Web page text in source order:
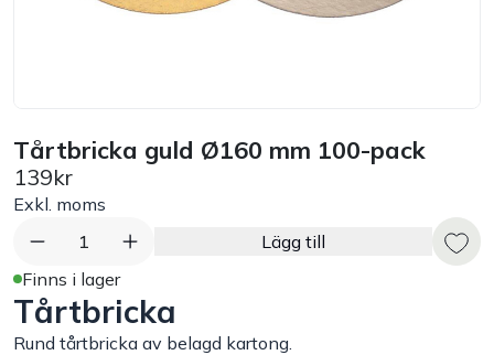
Exponering & servering
Städutrustning
Arbetskläder
Tårtbricka guld Ø160 mm 100-pack
139kr
Exkl. moms
1
Lägg till
Finns i lager
Tårtbricka
Rund tårtbricka av belagd kartong.